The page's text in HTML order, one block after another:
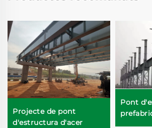
Projecte de pont
d'estructura d'acer
Pont